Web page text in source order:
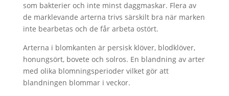
som bakterier och inte minst daggmaskar. Flera av
de marklevande arterna trivs särskilt bra när marken
inte bearbetas och de får arbeta ostört.
Arterna i blomkanten är persisk klöver, blodklöver,
honungsört, bovete och solros. En blandning av arter
med olika blomningsperioder vilket gör att
blandningen blommar i veckor.